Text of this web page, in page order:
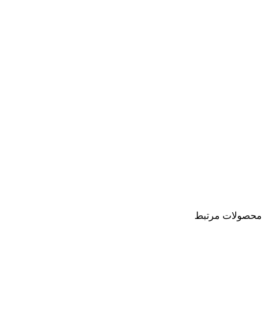
محصولات مرتبط